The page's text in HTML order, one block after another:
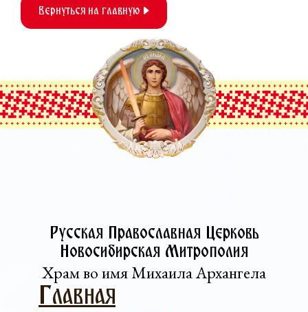
Вернуться на главную
Русская Православная Церковь­
Новосибирская Митрополия
Храм во имя Михаила Архангела
Главная